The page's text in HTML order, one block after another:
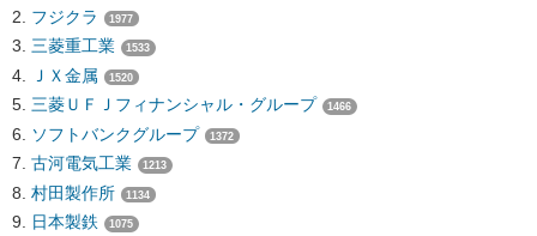
フジクラ 1977
三菱重工業 1533
ＪＸ金属 1520
三菱ＵＦＪフィナンシャル・グループ 1466
ソフトバンクグループ 1372
古河電気工業 1213
村田製作所 1134
日本製鉄 1075